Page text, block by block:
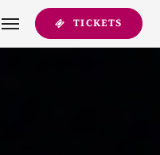
TICKETS